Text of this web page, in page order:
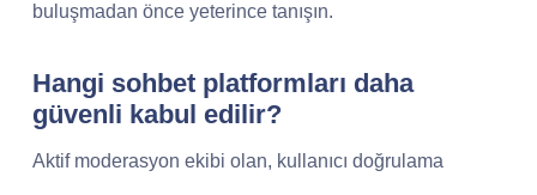
buluşmadan önce yeterince tanışın.
Hangi sohbet platformları daha
güvenli kabul edilir?
Aktif moderasyon ekibi olan, kullanıcı doğrulama